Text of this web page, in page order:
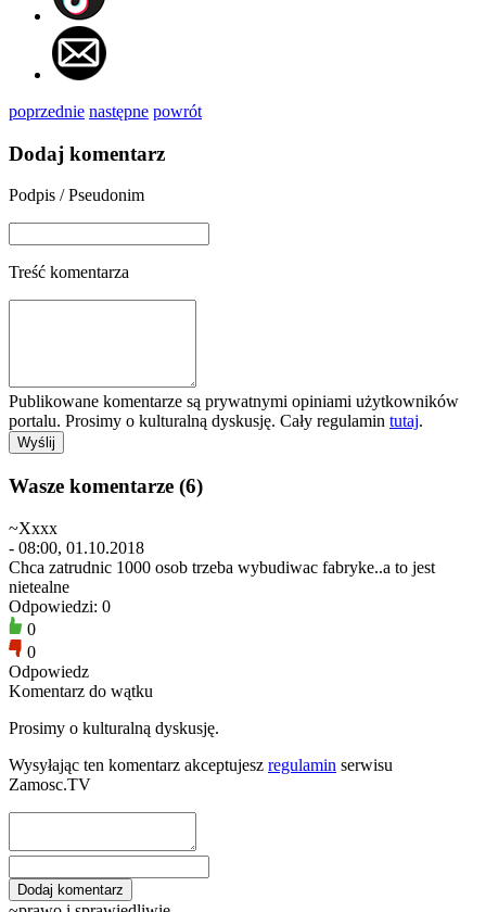
poprzednie następne powrót
Dodaj komentarz
Podpis / Pseudonim
Treść komentarza
Publikowane komentarze są prywatnymi opiniami użytkowników
portalu. Prosimy o kulturalną dyskusję. Cały regulamin tutaj.
Wasze komentarze (6)
~Xxxx
- 08:00, 01.10.2018
Chca zatrudnic 1000 osob trzeba wybudiwac fabryke..a to jest
nietealne
Odpowiedzi: 0
0
0
Odpowiedz
Komentarz do wątku
Prosimy o kulturalną dyskusję.
Wysyłając ten komentarz akceptujesz regulamin serwisu
Zamosc.TV